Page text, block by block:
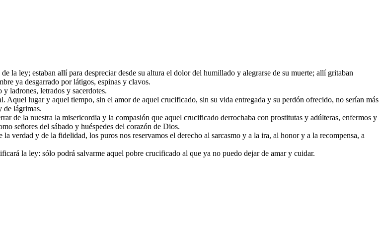
la ley; estaban allí para despreciar desde su altura el dolor del humillado y alegrarse de su muerte; allí gritaban
ya desgarrado por látigos, espinas y clavos.
ladrones, letrados y sacerdotes.
Aquel lugar y aquel tiempo, sin el amor de aquel crucificado, sin su vida entregada y su perdón ofrecido, no serían más
de lágrimas.
de la nuestra la misericordia y la compasión que aquel crucificado derrochaba con prostitutas y adúlteras, enfermos y
señores del sábado y huéspedes del corazón de Dios.
verdad y de la fidelidad, los puros nos reservamos el derecho al sarcasmo y a la ira, al honor y a la recompensa, a
la ley: sólo podrá salvarme aquel pobre crucificado al que ya no puedo dejar de amar y cuidar.